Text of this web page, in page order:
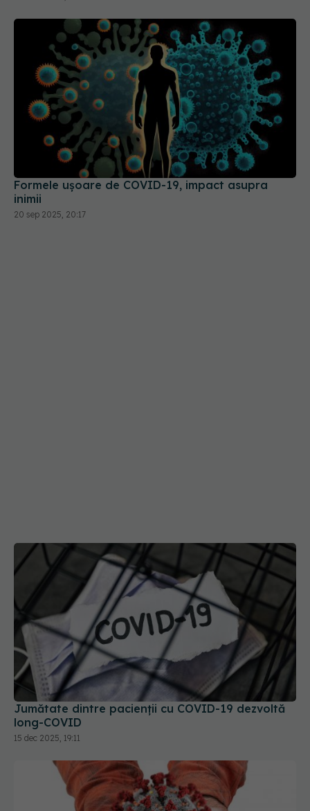
Formele ușoare de COVID-19, impact asupra
inimii
20 sep 2025, 20:17
Jumătate dintre pacienții cu COVID-19 dezvoltă
long-COVID
15 dec 2025, 19:11